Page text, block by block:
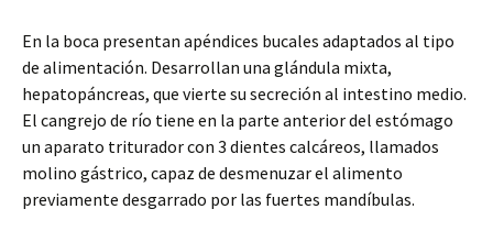
En la boca presentan apéndices bucales adaptados al tipo
de alimentación. Desarrollan una glándula mixta,
hepatopáncreas, que vierte su secreción al intestino medio.
El cangrejo de río tiene en la parte anterior del estómago
un aparato triturador con 3 dientes calcáreos, llamados
molino gástrico, capaz de desmenuzar el alimento
previamente desgarrado por las fuertes mandíbulas.